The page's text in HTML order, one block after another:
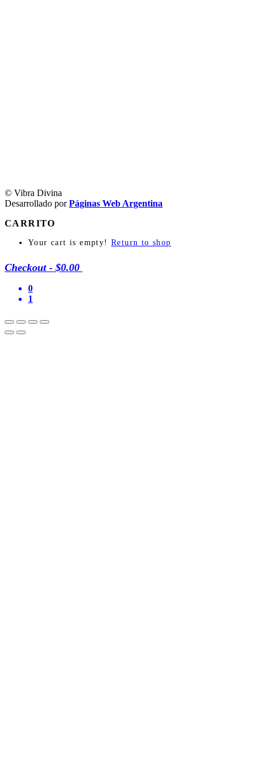
© Vibra Divina
Desarrollado porPáginas Web Argentina
CARRITO
Your cart is empty! Return to shop
Checkout - $0.00
0
1